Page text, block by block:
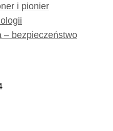
i pionier
– bezpieczeństwo